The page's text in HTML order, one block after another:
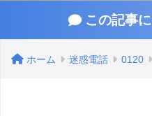
この記事
ホーム 迷惑電話 0120